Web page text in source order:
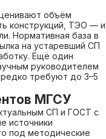
объём
конструкций, ТЭО — и
Нормативная база в
на устаревший СП
Ещё один
руководителем
требуют до 3–5
МГСУ
СП и ГОСТ с
источники
под методические